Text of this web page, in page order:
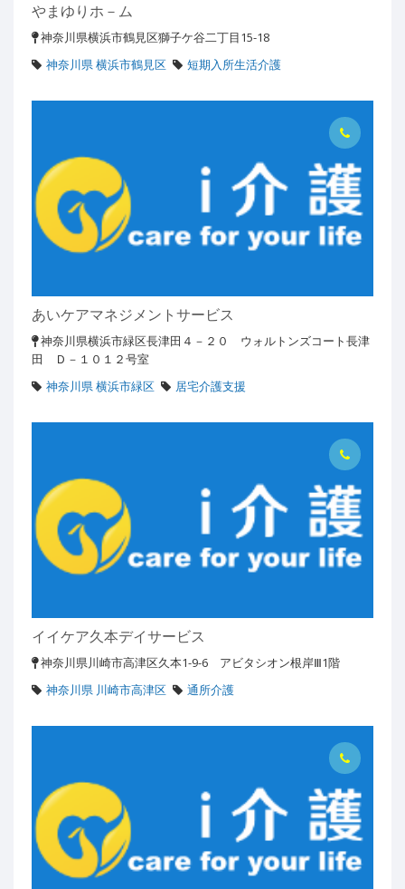
やまゆりホ－ム
神奈川県横浜市鶴見区獅子ケ谷二丁目15-18
神奈川県 横浜市鶴見区
短期入所生活介護
あいケアマネジメントサービス
神奈川県横浜市緑区長津田４－２０ ウォルトンズコート長津
田 Ｄ－１０１２号室
神奈川県 横浜市緑区
居宅介護支援
イイケア久本デイサービス
神奈川県川崎市高津区久本1-9-6 アビタシオン根岸Ⅲ1階
神奈川県 川崎市高津区
通所介護